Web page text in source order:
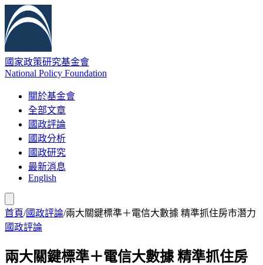
國家政策研究基金會
National Policy Foundation
關於基金會
全部文章
國政評論
國政分析
國政研究
最新消息
English
首頁/國政評論/兩大關鍵標準＋電信大數據 精準抓住房市潛力
國政評論
兩大關鍵標準＋電信大數據 精準抓住房